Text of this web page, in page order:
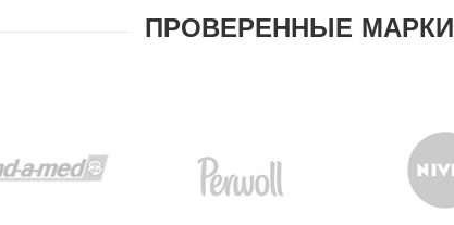
ПРОВЕРЕННЫЕ МАРКИ